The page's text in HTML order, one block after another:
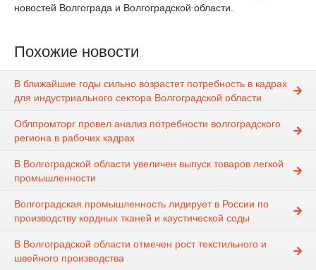
новостей Волгограда и Волгоградской области.
Похожие новости
В ближайшие годы сильно возрастет потребность в кадрах
для индустриального сектора Волгоградской области
Облпромторг провел анализ потребности волгоградского
региона в рабочих кадрах
В Волгоградской области увеличен выпуск товаров легкой
промышленности
Волгоградская промышленность лидирует в России по
производству кордных тканей и каустической соды
В Волгоградской области отмечен рост текстильного и
швейного производства